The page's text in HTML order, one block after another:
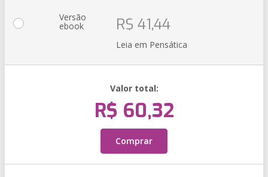
Versão
ebook R$ 41,44
Leia em Pensática
Valor total:
R$ 60,32
Comprar